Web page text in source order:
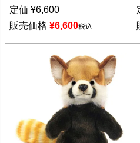
定価 ¥6,600
販売価格 ¥6,600税込